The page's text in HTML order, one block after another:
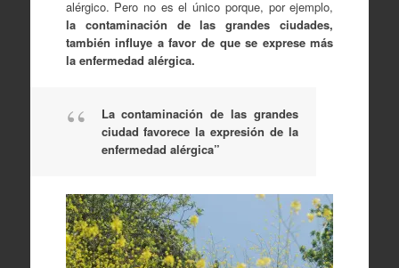
alérgico. Pero no es el único porque, por ejemplo,
la contaminación de las grandes ciudades,
también influye a favor de que se exprese más
la enfermedad alérgica.
La contaminación de las grandes
ciudad favorece la expresión de la
enfermedad alérgica”